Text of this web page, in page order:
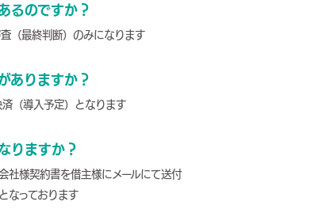
るのですか？
（最終判断）のみになります
ありますか？
（導入予定）となります
りますか？
社様契約書を借主様にメールにて送付
なっております